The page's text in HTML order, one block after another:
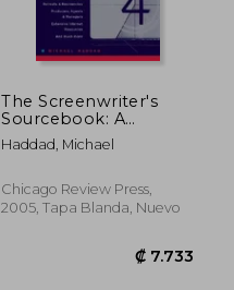
The Screenwriter's
Sourcebook: A
Comprehensive
Marketing Guide for
Writers (en Inglés)
Haddad, Michael
Chicago Review Press,
2005, Tapa Blanda, Nuevo